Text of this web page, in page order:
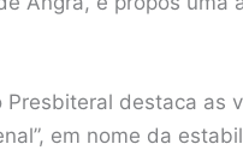
destaca as
em nome da